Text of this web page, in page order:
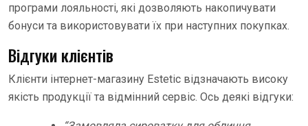
програми лояльності, які дозволяють накопичувати
бонуси та використовувати їх при наступних покупках.
Відгуки клієнтів
Клієнти інтернет-магазину Estetic відзначають високу
якість продукції та відмінний сервіс. Ось деякі відгуки: